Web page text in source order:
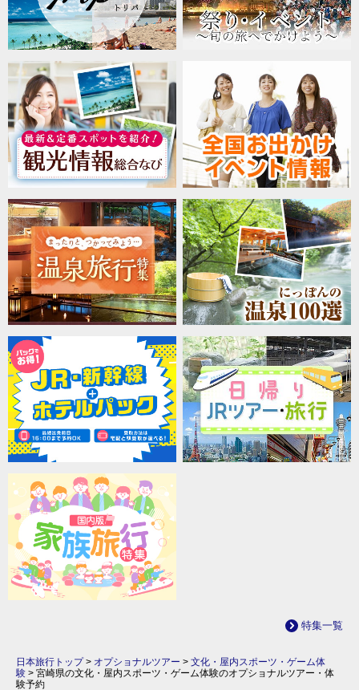
特集一覧
日本旅行トップ> オプショナルツアー > 文化・屋内スポーツ・ゲーム体
験 > 宮崎県の文化・屋内スポーツ・ゲーム体験のオプショナルツアー・体
験予約